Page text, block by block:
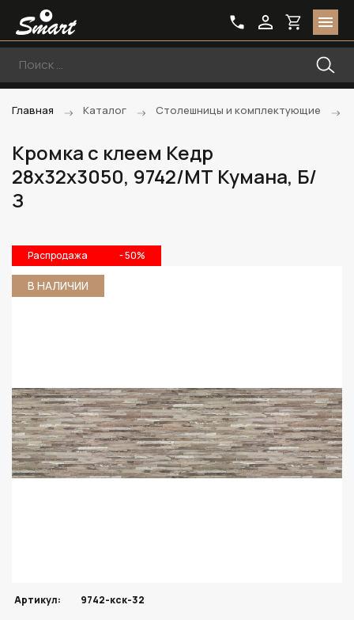
Главная Каталог Столешницы и комплектующие
Кромка с клеем Кедр
28х32х3050, 9742/МТ Кумана, Б/
З
Распродажа - 50%
В НАЛИЧИИ
Артикул: 9742-кск-32